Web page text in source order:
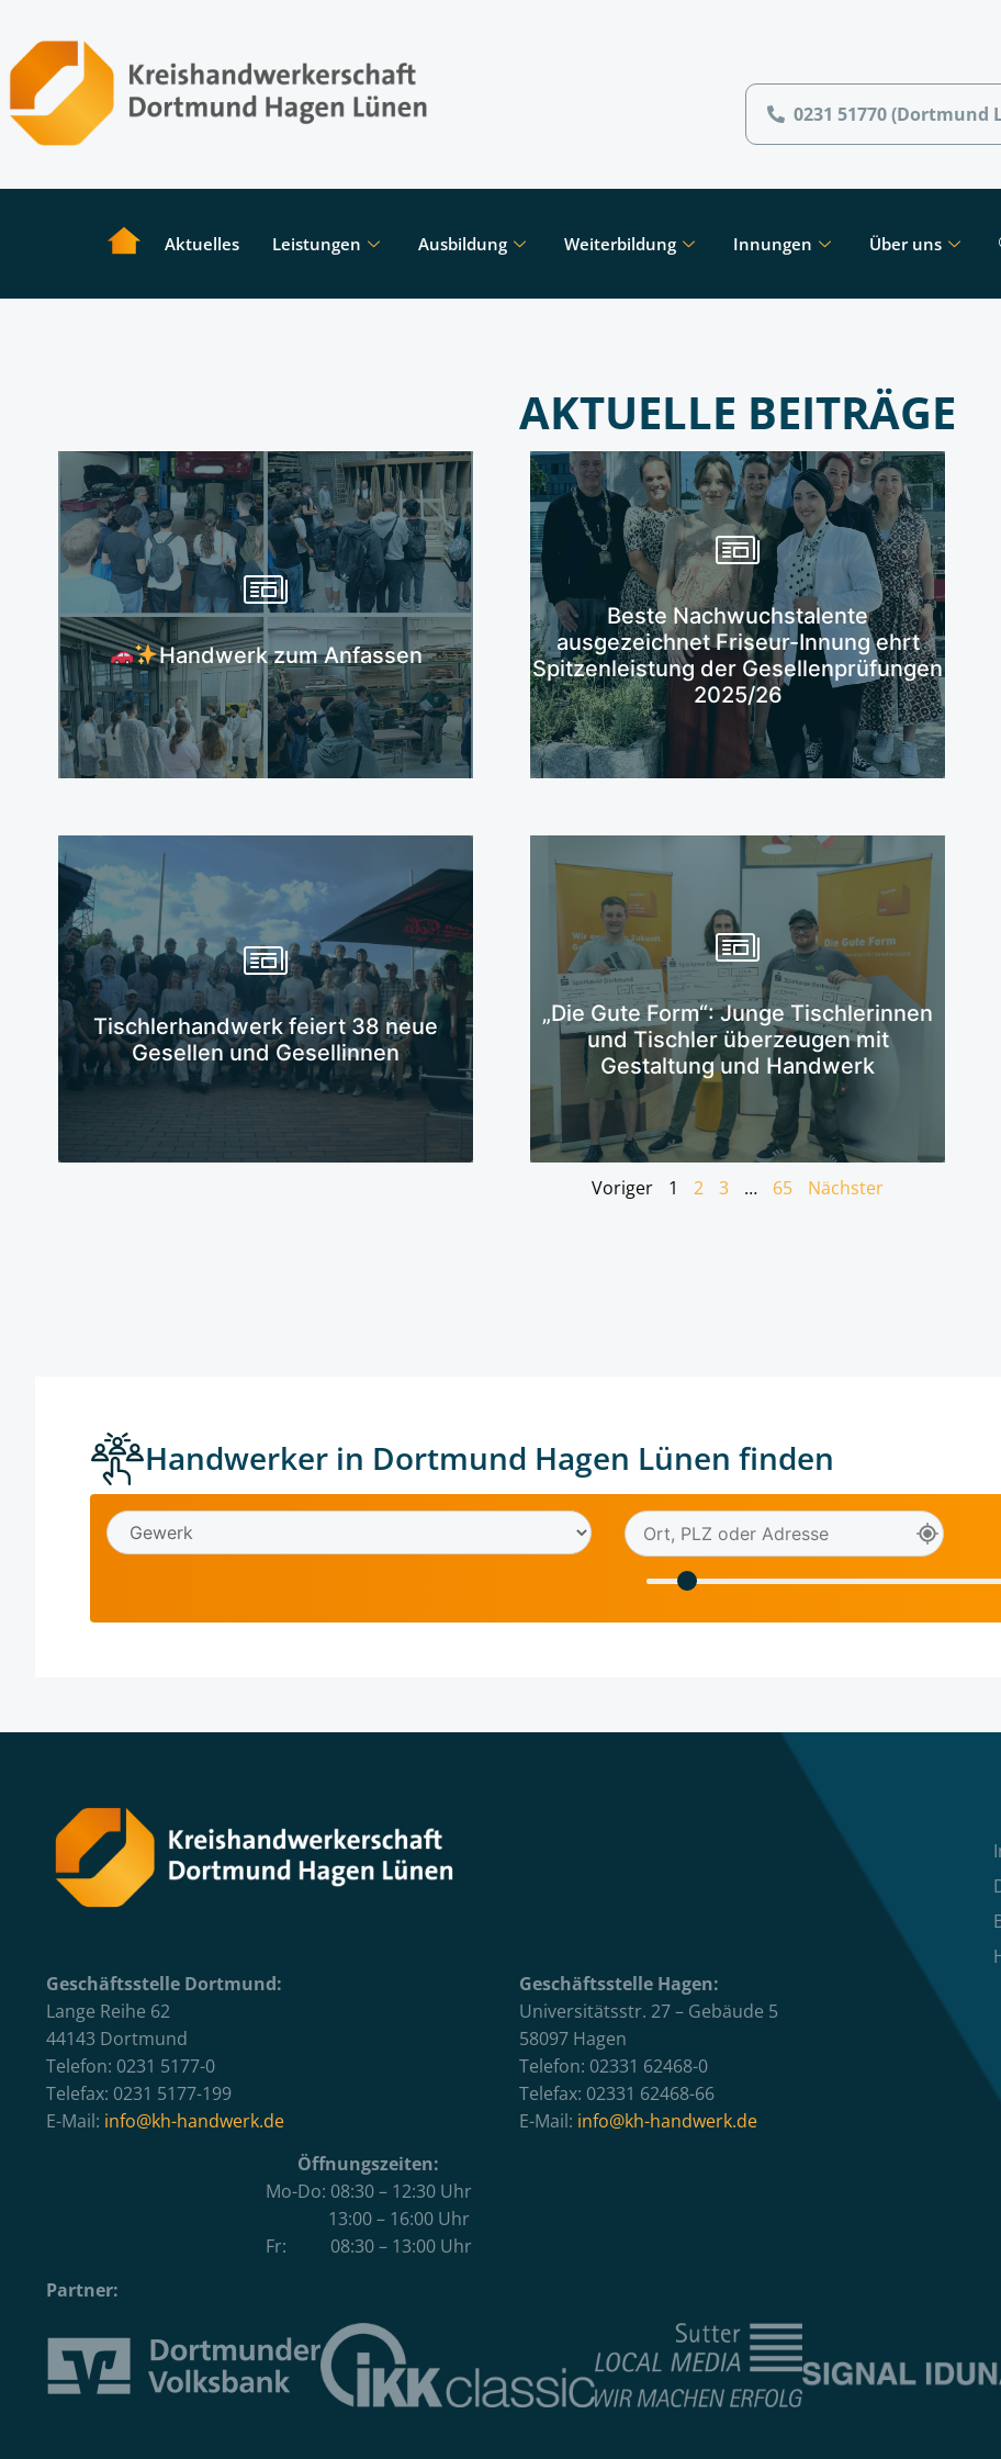
0231 51770 (Dortmund
Aktuelles Leistungen Ausbildung Weiterbildung Innungen Über uns
AKTUELLE BEITRÄGE
Handwerk zum Anfassen
Mehr erfahren
Beste Nachwuchstalente
ausgezeichnet Friseur-Innung ehrt
Spitzenleistung der Gesellenprüfungen
2025/26
Mehr erfahren
Tischlerhandwerk feiert 38 neue
Gesellen und Gesellinnen
Mehr erfahren
„Die Gute Form“: Junge Tischlerinnen
und Tischler überzeugen mit
Gestaltung und Handwerk
Mehr erfahren
Voriger 1 2 3 … 65 Nächster
Handwerker in Dortmund Hagen Lünen finden
Geschäftsstelle Dortmund:
Lange Reihe 62
44143 Dortmund
Telefon: 0231 5177-0
Telefax: 0231 5177-199
E-Mail: info@kh-handwerk.de
Geschäftsstelle Hagen:
Universitätsstr. 27 – Gebäude 5
58097 Hagen
Telefon: 02331 62468-0
Telefax: 02331 62468-66
E-Mail: info@kh-handwerk.de
Öffnungszeiten:
Mo-Do: 08:30 – 12:30 Uhr
13:00 – 16:00 Uhr
Fr: 08:30 – 13:00 Uhr
Partner: